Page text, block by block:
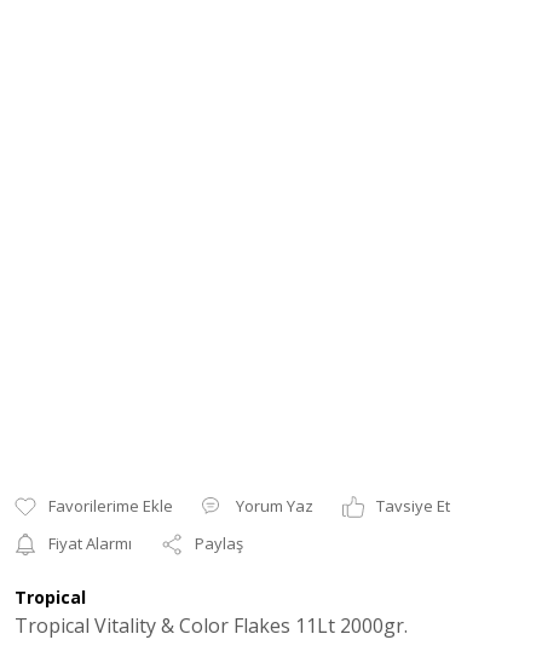
Yorum Yaz
Tavsiye Et
Fiyat Alarmı
Paylaş
Tropical
Tropical Vitality & Color Flakes 11Lt 2000gr.